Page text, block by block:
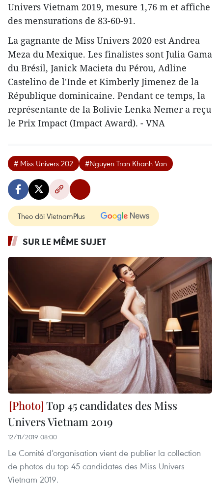
Univers Vietnam 2019, mesure 1,76 m et affiche
des mensurations de 83-60-91.
La gagnante de Miss Univers 2020 est Andrea
Meza du Mexique. Les finalistes sont Julia Gama
du Brésil, Janick Macieta du Pérou, Adline
Castelino de l'Inde et Kimberly Jimenez de la
République dominicaine. Pendant ce temps, la
représentante de la Bolivie Lenka Nemer a reçu
le Prix Impact (Impact Award). - VNA
# Miss Univers 202 #Nguyen Tran Khanh Van
Theo dõi VietnamPlus
SUR LE MÊME SUJET
Top 45 candidates des Miss
Univers Vietnam 2019
12/11/2019 08:00
Le Comité d’organisation vient de publier la collection
de photos du top 45 candidates des Miss Univers
Vietnam 2019.